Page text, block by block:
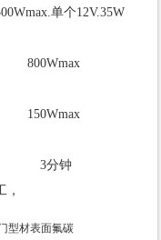
个12V.35W
3分钟
型材表面氟碳